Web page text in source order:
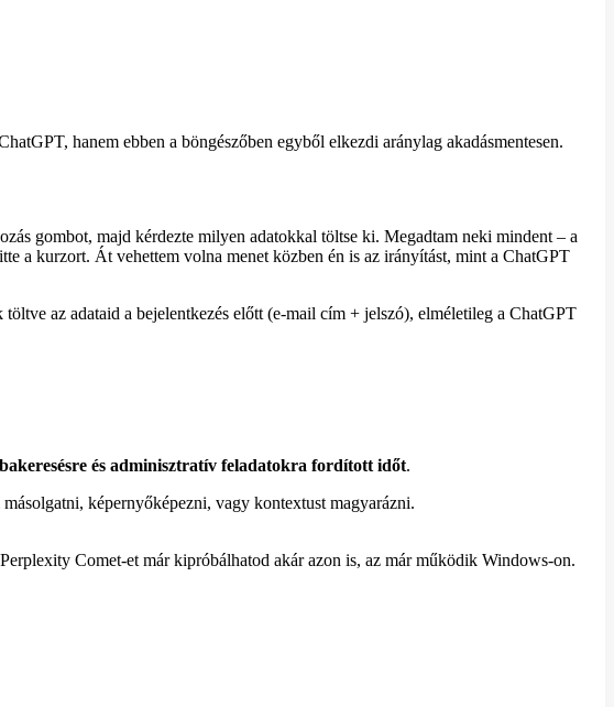
hanem ebben a böngészőben egyből elkezdi aránylag akadásmentesen.
gombot, majd kérdezte milyen adatokkal töltse ki. Megadtam neki mindent – a
a kurzort. Át vehettem volna menet közben én is az irányítást, mint a ChatGPT
az adataid a bejelentkezés előtt (e-mail cím + jelszó), elméletileg a ChatGPT
és adminisztratív feladatokra fordított időt.
képernyőképezni, vagy kontextust magyarázni.
Comet-et már kipróbálhatod akár azon is, az már működik Windows-on.